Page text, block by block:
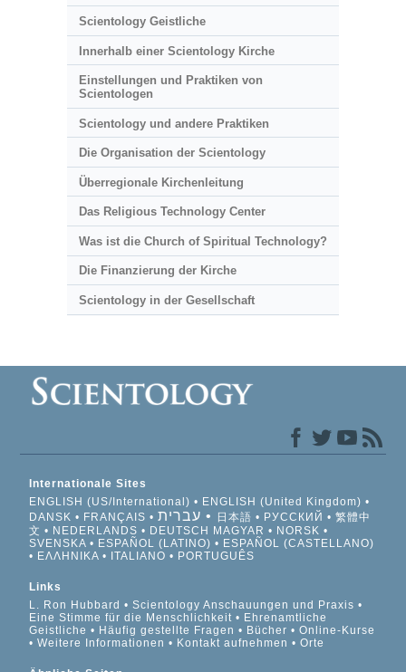
Scientology Geistliche
Innerhalb einer Scientology Kirche
Einstellungen und Praktiken von
Scientologen
Scientology und andere Praktiken
Die Organisation der Scientology
Überregionale Kirchenleitung
Das Religious Technology Center
Was ist die Church of Spiritual Technology?
Die Finanzierung der Kirche
Scientology in der Gesellschaft
Internationale Sites
ENGLISH (US/International)
ENGLISH (United Kingdom)
DANSK
FRANÇAIS עברית 日本語 РУССКИЙ
繁體中
文
NEDERLANDS DEUTSCH MAGYAR
NORSK
SVENSKA
ESPAÑOL (LATINO)
ESPAÑOL (CASTELLANO)
ΕΛΛΗΝΙΚA
ITALIANO PORTUGUÊS
Links
L. Ron Hubbard
Scientology Anschauungen und Praxis
Eine Stimme für die Menschlichkeit
Ehrenamtliche
Geistliche
Häufig gestellte Fragen Bücher
Online-Kurse
Weitere Informationen
Kontakt aufnehmen Orte